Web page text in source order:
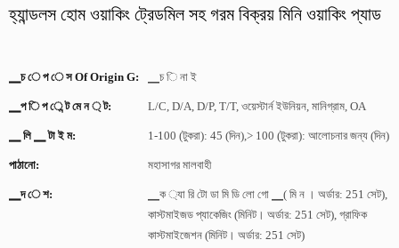
হ্যান্ডলস হোম ওয়াকিং ট্রেডমিল সহ গরম বিক্রয় মিনি ওয়াকিং প্যাড
▁চ ে প ে স Of Origin G: ▁চ ি না ই
▁প ি প ে ন্ট মে ন ্ ট: L/C, D/A, D/P, T/T, ওয়েস্টার্ন ইউনিয়ন, মানিগ্রাম, OA
▁ লি ▁ টা ই ম: 1-100 (টুকরা): 45 (দিন),> 100 (টুকরা): আলোচনার জন্য (দিন)
পাঠানো: মহাসাগর মালবাহী
▁দ ে শ:
▁ক ্যা রি টো ডা মি ডি লো গো ▁( মি ন । অর্ডার: 251 সেট),
কাস্টমাইজড প্যাকেজিং (মিনিট। অর্ডার: 251 সেট), গ্রাফিক
কাস্টমাইজেশন (মিনিট। অর্ডার: 251 সেট)